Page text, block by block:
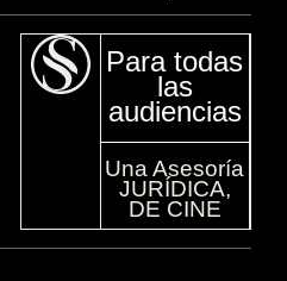
Para todas
las
audiencias
Una Asesoría
JURÍDICA,
DE CINE